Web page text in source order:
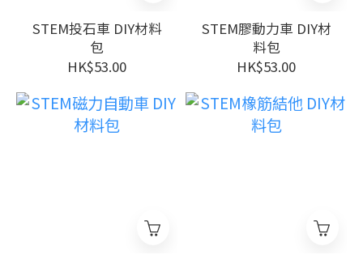
STEM投石車 DIY材料
包
HK$53.00
STEM膠動力車 DIY材
料包
HK$53.00